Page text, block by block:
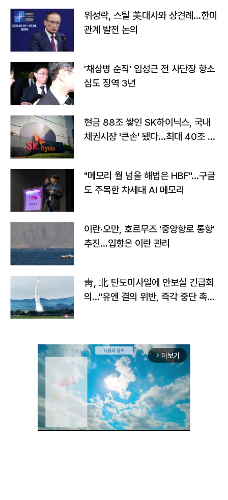
위성락, 스틸 美대사와 상견례…한미
관계 발전 논의
'채상병 순직' 임성근 전 사단장 항소
심도 징역 3년
현금 88조 쌓인 SK하이닉스, 국내
채권시장 '큰손' 됐다…최대 40조 투
"메모리 월 넘을 해법은 HBF"…구글
도 주목한 차세대 AI 메모리
이란·오만, 호르무즈 '중앙항로 통항'
추진…입항은 이란 관리
靑, 北 탄도미사일에 안보실 긴급회
의…"유엔 결의 위반, 즉각 중단 촉
arrow_forward_ios 더보기